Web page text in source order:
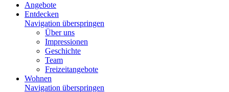
Angebote
Entdecken
Navigation überspringen
Über uns
Impressionen
Geschichte
Team
Freizeitangebote
Wohnen
Navigation überspringen